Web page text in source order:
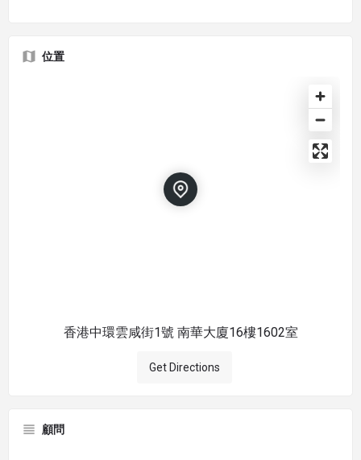
位置
香港中環雲咸街1號 南華大廈16樓1602室
Get Directions
顧問